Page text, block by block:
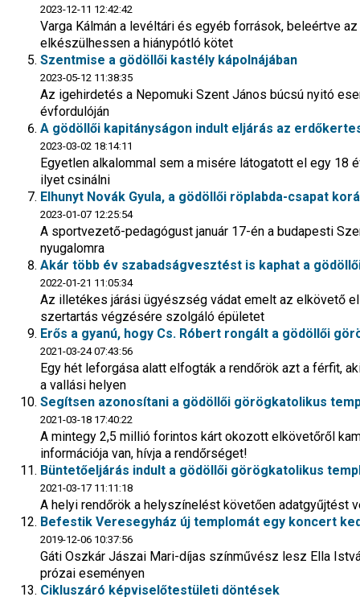
2023-12-11 12:42:42
Varga Kálmán a levéltári és egyéb források, beleértve
elkészülhessen a hiánypótló kötet
Szentmise a gödöllői kastély kápolnájában
2023-05-12 11:38:35
Az igehirdetés a Nepomuki Szent János búcsú nyitó
évfordulóján
A gödöllői kapitányságon indult eljárás az
2023-03-02 18:14:11
Egyetlen alkalommal sem a misére látogatott el egy 18
ilyet csinálni
Elhunyt Novák Gyula, a gödöllői röplabda-csapat
2023-01-07 12:25:54
A sportvezető-pedagógust január 17-én a budapesti
nyugalomra
Akár több év szabadságvesztést is kaphat a
2022-01-21 11:05:34
Az illetékes járási ügyészség vádat emelt az elkövető
szertartás végzésére szolgáló épületet
Erős a gyanú, hogy Cs. Róbert rongált a gödöllői
2021-03-24 07:43:56
Egy hét leforgása alatt elfogták a rendőrök azt a férfit,
a vallási helyen
Segítsen azonosítani a gödöllői görögkatolikus
2021-03-18 17:40:22
A mintegy 2,5 millió forintos kárt okozott elkövetőről
információja van, hívja a rendőrséget!
Büntetőeljárás indult a gödöllői görögkatolikus
2021-03-17 11:11:18
A helyi rendőrök a helyszínelést követően adatgyűjtést
Befestik Veresegyház új templomát egy koncert
2019-12-06 10:37:56
Gáti Oszkár Jászai Mari-díjas színművész lesz Ella
prózai eseményen
Cikluszáró képviselőtestületi döntések